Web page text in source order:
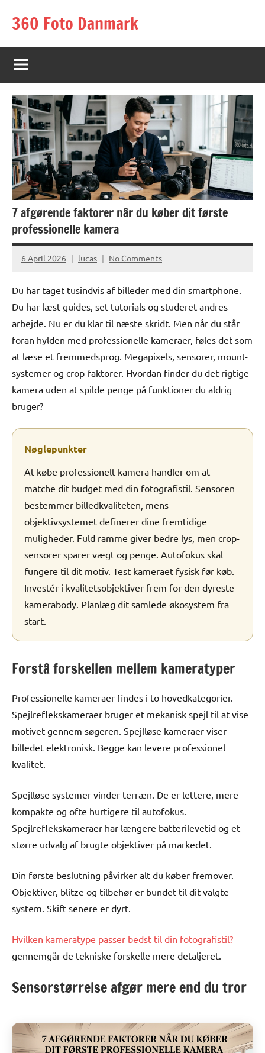
360 Foto Danmark
7 afgørende faktorer når du køber dit første
professionelle kamera
6 April 2026 lucas No Comments
Du har taget tusindvis af billeder med din smartphone.
Du har læst guides, set tutorials og studeret andres
arbejde. Nu er du klar til næste skridt. Men når du står
foran hylden med professionelle kameraer, føles det som
at læse et fremmedsprog. Megapixels, sensorer, mount-
systemer og crop-faktorer. Hvordan finder du det rigtige
kamera uden at spilde penge på funktioner du aldrig
bruger?
Nøglepunkter
At købe professionelt kamera handler om at
matche dit budget med din fotografistil. Sensoren
bestemmer billedkvaliteten, mens
objektivsystemet definerer dine fremtidige
muligheder. Fuld ramme giver bedre lys, men crop-
sensorer sparer vægt og penge. Autofokus skal
fungere til dit motiv. Test kameraet fysisk før køb.
Investér i kvalitetsobjektiver frem for den dyreste
kamerabody. Planlæg dit samlede økosystem fra
start.
Forstå forskellen mellem kameratyper
Professionelle kameraer findes i to hovedkategorier.
Spejlreflekskameraer bruger et mekanisk spejl til at vise
motivet gennem søgeren. Spejlløse kameraer viser
billedet elektronisk. Begge kan levere professionel
kvalitet.
Spejlløse systemer vinder terræn. De er lettere, mere
kompakte og ofte hurtigere til autofokus.
Spejlreflekskameraer har længere batterilevetid og et
større udvalg af brugte objektiver på markedet.
Din første beslutning påvirker alt du køber fremover.
Objektiver, blitze og tilbehør er bundet til dit valgte
system. Skift senere er dyrt.
Hvilken kameratype passer bedst til din fotografistil?
gennemgår de tekniske forskelle mere detaljeret.
Sensorstørrelse afgør mere end du tror